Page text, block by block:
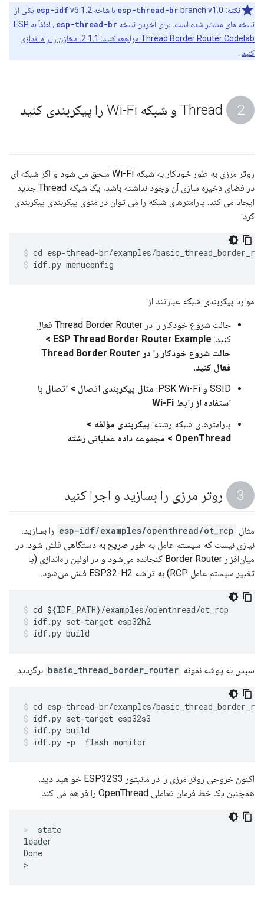
نکته: esp-thread-br branch v1.0 با شاخه esp-idf v5.1.2 یکی از
نسخه های منتشر شده است. برای آخرین نسخه esp-thread-br ، لطفاً به ESP
Thread Border Router Codelab مراجعه کنید: 2.1.1. مخازن را راه اندازی
کنید
روتر مرزی به طور خودکار به شبکه Wi-Fi ملحق می شود و اگر شبکه ای
در فضای ذخیره سازی آن وجود نداشته باشد، یک شبکه Thread جدید
ایجاد می کند. پارامترهای شبکه را می توان در منوی پیکربندی پیکربندی
کرد:
cd esp-thread-br/examples/
idf.py menuconfig
موارد پیکربندی شبکه عبارتند از:
حالت شروع خودکار را در Thread Border Router فعال
کنید:
ESP Thread Border Router Example >
حالت شروع خودکار را در Thread Border Router
فعال کنید.
SSID و PSK Wi-Fi:
مثال پیکربندی اتصال > اتصال با
استفاده از رابط Wi-Fi
پارامترهای شبکه رشته: پیکربندی مؤلفه >
OpenThread > مجموعه داده عملیاتی رشته
روتر مرزی را بسازید و اجرا کنید
مثال esp-idf/examples/openthread/ot_rcp را بسازید.
نیازی نیست که سیستم عامل به طور صریح به دستگاهی فلش شود. در
میان‌افزار Border Router گنجانده می‌شود و در اولین راه‌اندازی (یا
تغییر سیستم عامل RCP) به تراشه ESP32-H2 فلش می‌شود.
cd ${IDF_PATH}/examples/openthread/ot_rcp
idf.py set-target esp32h2
idf.py build
سپس به پوشه نمونه basic_thread_border_router برگردید.
cd esp-thread-br/examples/
idf.py set-target esp32s3
idf.py build
idf.py -p
flash monitor
اکنون خروجی روتر مرزی را در مانیتور ESP32S3 خواهید دید.
همچنین یک خط فرمان تعاملی OpenThread را فراهم می کند:
state
leader
Done